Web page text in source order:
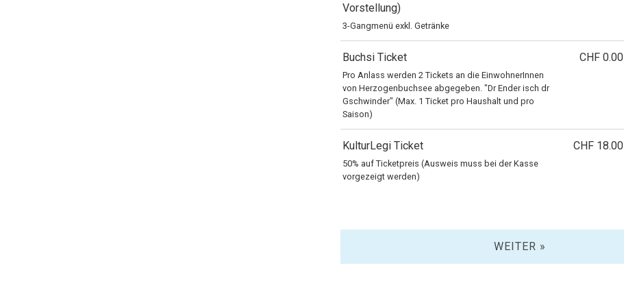
Vorstellung)
3-Gangmenü exkl. Getränke
Buchsi Ticket
Pro Anlass werden 2 Tickets an die EinwohnerInnen
von Herzogenbuchsee abgegeben. "Dr Ender isch dr
Gschwinder" (Max. 1 Ticket pro Haushalt und pro
Saison)
CHF 0.00
KulturLegi Ticket
50% auf Ticketpreis (Ausweis muss bei der Kasse
vorgezeigt werden)
CHF 18.00
WEITER »